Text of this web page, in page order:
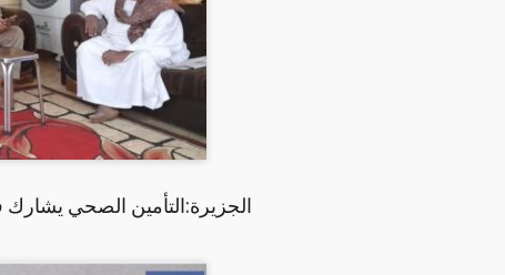
الجزيرة:التأمين الصحي